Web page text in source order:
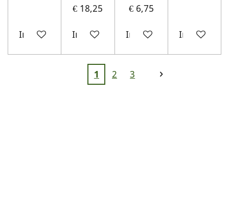
In winkelwagen
€ 18,25
In winkelwagen
€ 6,75
In winkelwagen
In
1 2 3